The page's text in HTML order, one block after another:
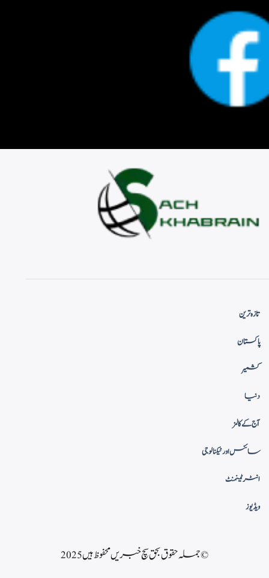
تازہ ترین
پاکستان
کشمیر
دنیا
آج کے کالمز
سائنس اور ٹیکنالوجی
انٹرٹینمنٹ
ویڈیوز
© جملہ حقوق بحق سچ خبریں محفوظ ہیں 2025